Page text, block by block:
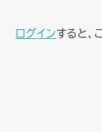
ログインすると、